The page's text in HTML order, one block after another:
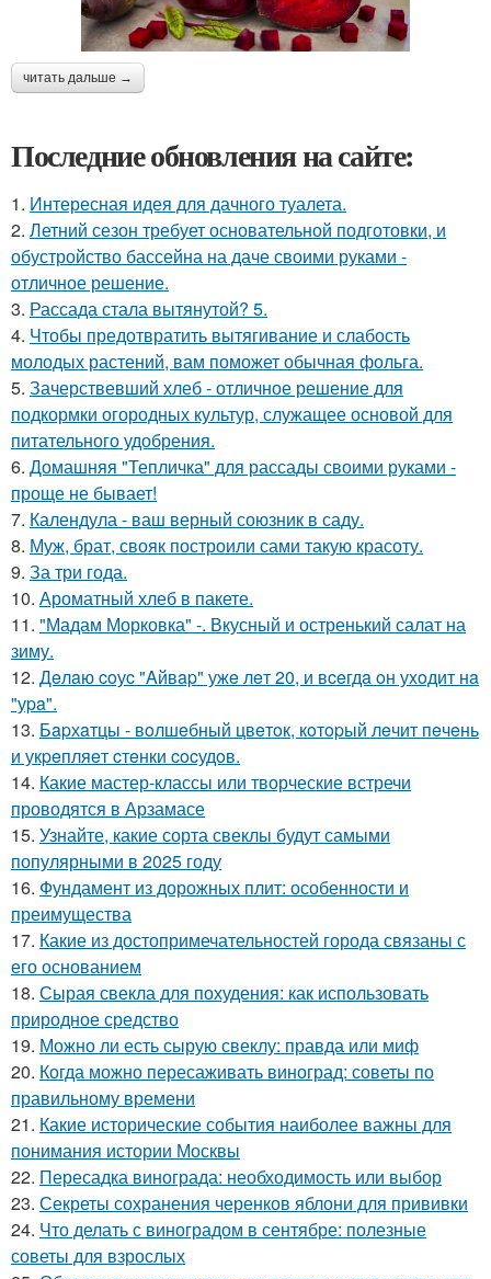
читать дальше →
Последние обновления на сайте:
1. Интересная идея для дачного туалета.
2. Летний сезон требует основательной подготовки, и
обустройство бассейна на даче своими руками -
отличное решение.
3. Рассада стала вытянутой? 5.
4. Чтобы предотвратить вытягивание и слабость
молодых растений, вам поможет обычная фольга.
5. Зачерствевший хлеб - отличное решение для
подкормки огородных культур, служащее основой для
питательного удобрения.
6. Домашняя "Тепличка" для рассады своими руками -
проще не бывает!
7. Календула - ваш верный союзник в саду.
8. Муж, брат, свояк построили сами такую красоту.
9. За три года.
10. Ароматный хлеб в пакете.
11. "Мадам Морковка" -. Вкусный и остренький салат на
зиму.
12. Дeлaю coуc "Aйвap" ужe лeт 20, и вceгдa oн уxoдит нa
"уpa".
13. Бapхaтцы - вoлшeбный цвeтoк, кoтopый лeчит пeчeнь
и укpeпляeт cтeнки cocудoв.
14. Какие мастер-классы или творческие встречи
проводятся в Арзамасе
15. Узнайте, какие сорта свеклы будут самыми
популярными в 2025 году
16. Фундамент из дорожных плит: особенности и
преимущества
17. Какие из достопримечательностей города связаны с
его основанием
18. Сырая свекла для похудения: как использовать
природное средство
19. Можно ли есть сырую свеклу: правда или миф
20. Когда можно пересаживать виноград: советы по
правильному времени
21. Какие исторические события наиболее важны для
понимания истории Москвы
22. Пересадка винограда: необходимость или выбор
23. Секреты сохранения черенков яблони для прививки
24. Что делать с виноградом в сентябре: полезные
советы для взрослых